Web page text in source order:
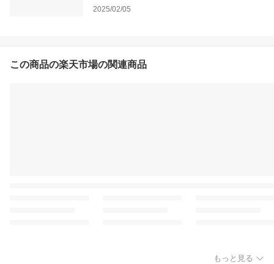
2025/02/05
この商品の楽天市場の関連商品
もっと見る